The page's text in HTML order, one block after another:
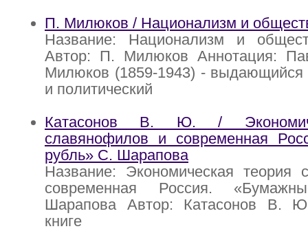
П. Милюков / Национализм и
Название: Национализм и
Автор: П. Милюков Аннотация:
Милюков (1859-1943) - выдающийся
и политический
Катасонов В. Ю. /
славянофилов и современная
рубль» С. Шарапова
Название: Экономическая теория
современная Россия.
Шарапова Автор: Катасонов В.
книге